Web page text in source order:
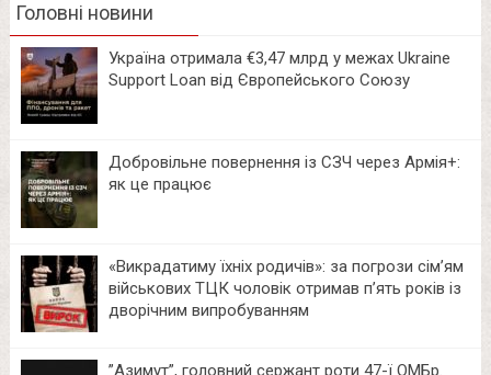
Головні новини
Україна отримала €3,47 млрд у межах Ukraine
Support Loan від Європейського Союзу
Добровільне повернення із СЗЧ через Армія+:
як це працює
«Викрадатиму їхніх родичів»: за погрози сім’ям
військових ТЦК чоловік отримав п’ять років із
дворічним випробуванням
⁨”Азимут”, головний сержант роти 47-ї ОМБр.